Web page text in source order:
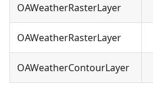
OAWeatherRasterLayer
OAWeatherRasterLayer
OAWeatherContourLayer